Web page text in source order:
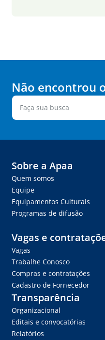
Não encontrou
Sobre a Apaa
Quem somos
Equipe
Equipamentos Culturais
Programas de difusão
Vagas e
Vagas
Trabalhe Conosco
Compras e contratações
Cadastro de Fornecedor
Transparência
Organizacional
Editais e convocatórias
Relatórios